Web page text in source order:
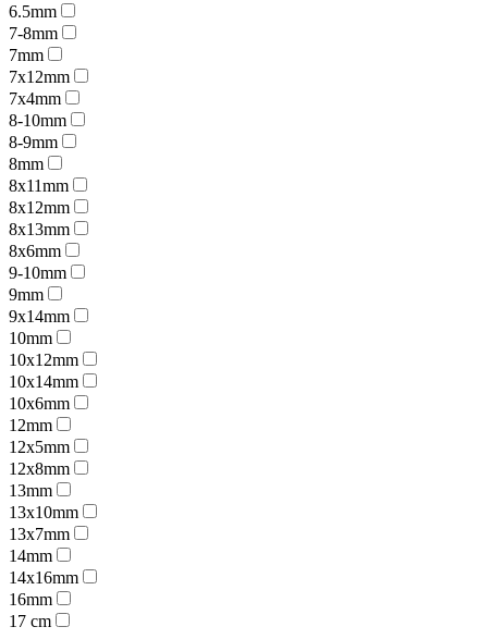
6.5mm
7-8mm
7mm
7x12mm
7x4mm
8-10mm
8-9mm
8mm
8x11mm
8x12mm
8x13mm
8x6mm
9-10mm
9mm
9x14mm
10mm
10x12mm
10x14mm
10x6mm
12mm
12x5mm
12x8mm
13mm
13x10mm
13x7mm
14mm
14x16mm
16mm
17 cm